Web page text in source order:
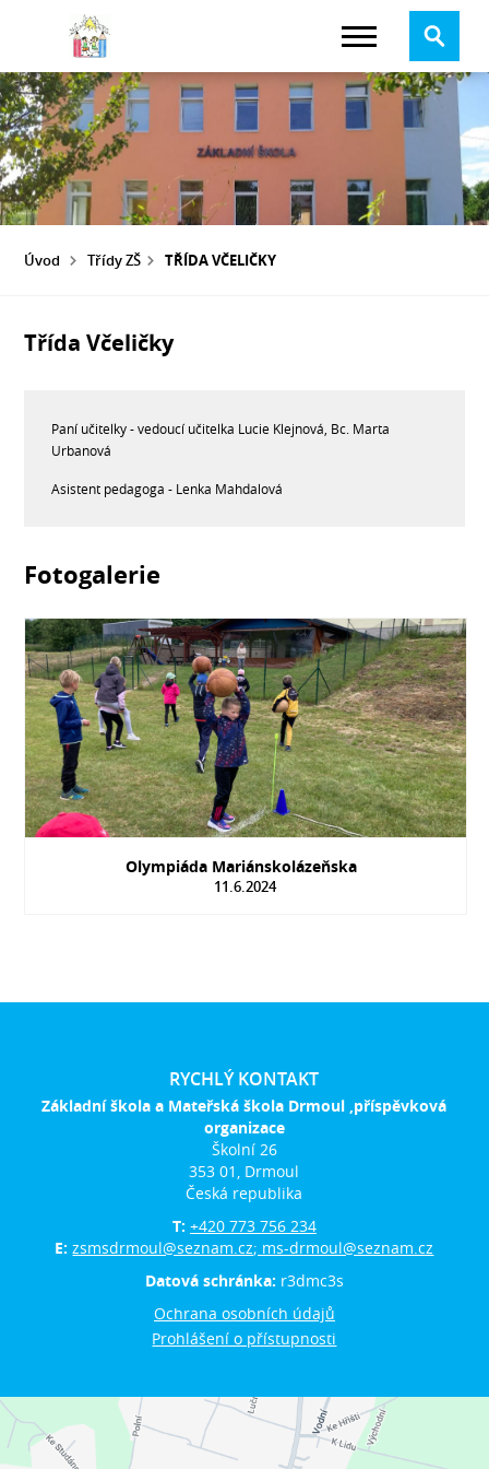
Úvod Třídy ZŠ TŘÍDA VČELIČKY
Třída Včeličky
Paní učitelky - vedoucí učitelka Lucie Klejnová, Bc. Marta
Urbanová
Asistent pedagoga - Lenka Mahdalová
Fotogalerie
Olympiáda Mariánskolázeňska
11.6.2024
RYCHLÝ KONTAKT
Základní škola a Mateřská škola Drmoul ,příspěvková
organizace
Školní 26
353 01, Drmoul
Česká republika
T: +420 773 756 234
E:zsmsdrmoul@seznam.cz; ms-drmoul@seznam.cz
Datová schránka: r3dmc3s
Ochrana osobních údajů
Prohlášení o přístupnosti